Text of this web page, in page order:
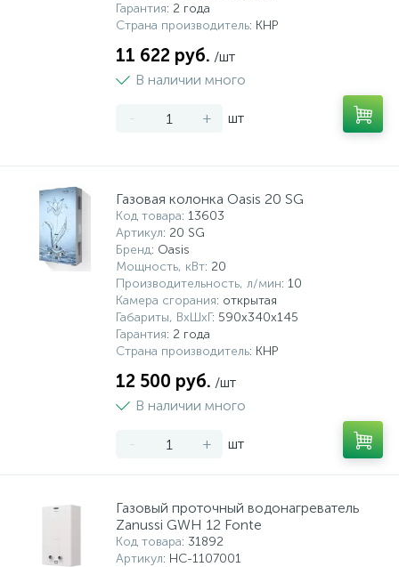
Гарантия: 2 года
Страна производитель: КНР
11 622 руб. /шт
В наличии много
- + шт
Газовая колонка Oasis 20 SG
Код товара: 13603
Артикул: 20 SG
Бренд: Oasis
Мощность, кВт: 20
Производительность, л/мин: 10
Камера сгорания: открытая
Габариты, ВхШхГ: 590x340x145
Гарантия: 2 года
Страна производитель: КНР
12 500 руб. /шт
В наличии много
- + шт
Газовый проточный водонагреватель
Zanussi GWH 12 Fonte
Код товара: 31892
Артикул: НС-1107001